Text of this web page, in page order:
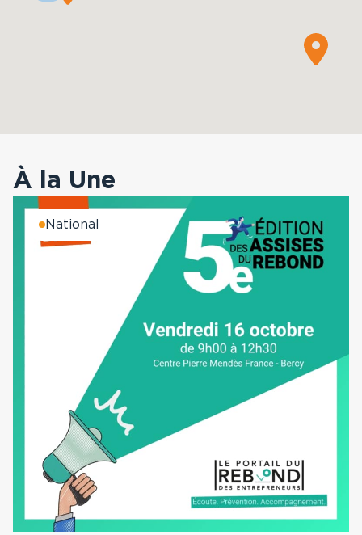
À la Une
National